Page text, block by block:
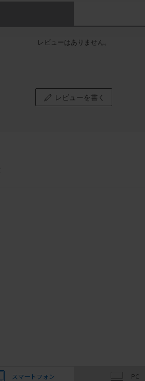
レビューはありません。
レビューを書く
スマートフォン PC